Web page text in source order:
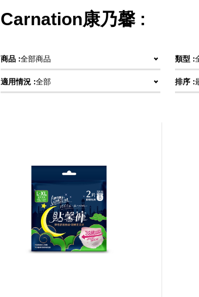
Carnation康乃馨 :
商品 :全部商品 類型 :
適用情況 :全部 排序 :